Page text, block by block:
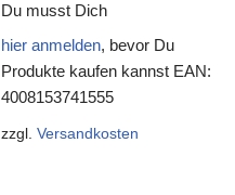
Du musst Dich
hier anmelden, bevor Du
Produkte kaufen kannst EAN:
4008153741555
zzgl.Versandkosten